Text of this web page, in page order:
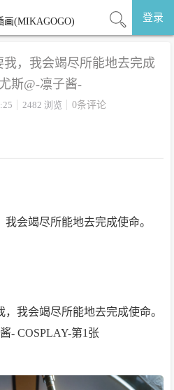
登录
，我会竭尽所能地去完成
斯@-凛子酱-
2482 浏览 0条评论
会竭尽所能地去完成使命。